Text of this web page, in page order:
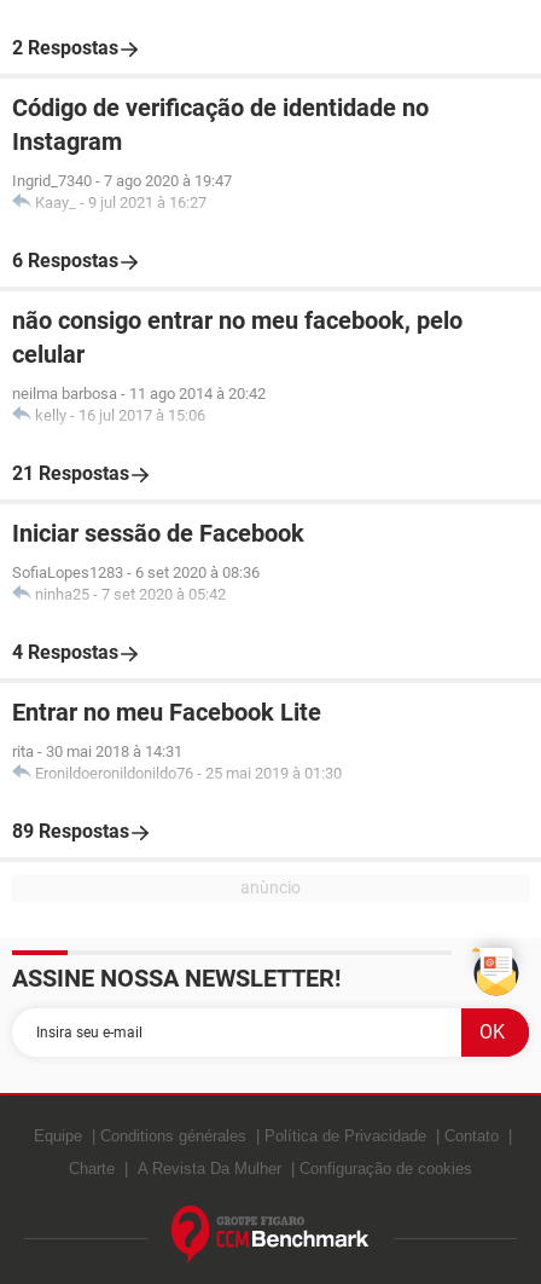
2 Respostas
Código de verificação de identidade no
Instagram
Ingrid_7340 - 7 ago 2020 à 19:47
Kaay_ - 9 jul 2021 à 16:27
6 Respostas
não consigo entrar no meu facebook, pelo
celular
neilma barbosa - 11 ago 2014 à 20:42
kelly - 16 jul 2017 à 15:06
21 Respostas
Iniciar sessão de Facebook
SofiaLopes1283 - 6 set 2020 à 08:36
ninha25 - 7 set 2020 à 05:42
4 Respostas
Entrar no meu Facebook Lite
rita - 30 mai 2018 à 14:31
Eronildoeronildonildo76 - 25 mai 2019 à 01:30
89 Respostas
ASSINE NOSSA NEWSLETTER!
Equipe Conditions générales Política de Privacidade
Contato
Charte
A Revista Da Mulher Configuração de cookies